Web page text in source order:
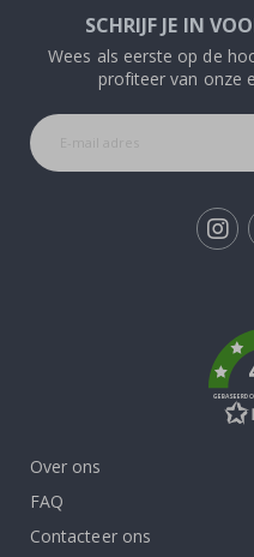
SCHRIJF JE IN
Wees als eerste op de
profiteer van onze
GEBASEERD
Over ons
FAQ
Contacteer ons